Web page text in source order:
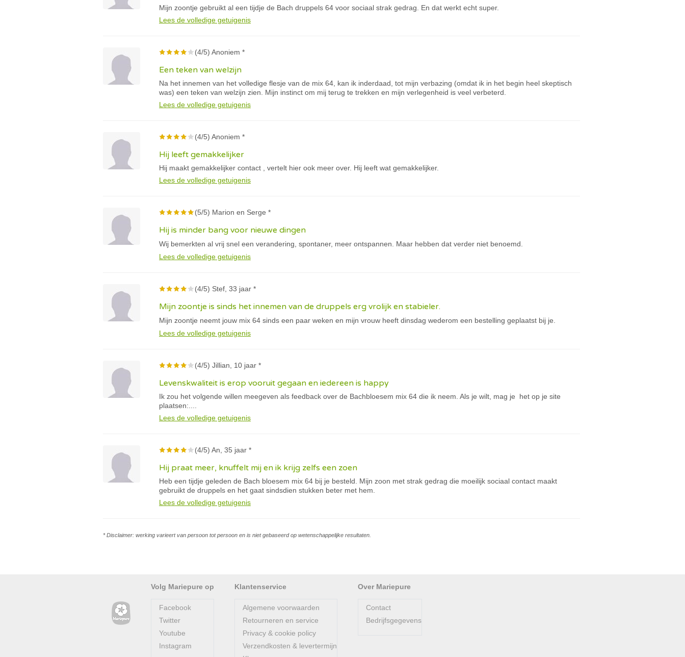
Mijn zoontje gebruikt al een tijdje de Bach druppels 64 voor sociaal strak gedrag. En dat werkt echt super.
Lees de volledige getuigenis
(4/5) Anoniem *
Een teken van welzijn
Na het innemen van het volledige flesje van de mix 64, kan ik inderdaad, tot mijn verbazing (omdat ik in het begin heel skeptisch
was) een teken van welzijn zien. Mijn instinct om mij terug te trekken en mijn verlegenheid is veel verbeterd.
Lees de volledige getuigenis
(4/5) Anoniem *
Hij leeft gemakkelijker
Hij maakt gemakkelijker contact , vertelt hier ook meer over. Hij leeft wat gemakkelijker.
Lees de volledige getuigenis
(5/5) Marion en Serge *
Hij is minder bang voor nieuwe dingen
Wij bemerkten al vrij snel een verandering, spontaner, meer ontspannen. Maar hebben dat verder niet benoemd.
Lees de volledige getuigenis
(4/5) Stef, 33 jaar *
Mijn zoontje is sinds het innemen van de druppels erg vrolijk en stabieler.
Mijn zoontje neemt jouw mix 64 sinds een paar weken en mijn vrouw heeft dinsdag wederom een bestelling geplaatst bij je.
Lees de volledige getuigenis
(4/5) Jillian, 10 jaar *
Levenskwaliteit is erop vooruit gegaan en iedereen is happy
Ik zou het volgende willen meegeven als feedback over de Bachbloesem mix 64 die ik neem. Als je wilt, mag je het op je site
plaatsen:....
Lees de volledige getuigenis
(4/5) An, 35 jaar *
Hij praat meer, knuffelt mij en ik krijg zelfs een zoen
Heb een tijdje geleden de Bach bloesem mix 64 bij je besteld. Mijn zoon met strak gedrag die moeilijk sociaal contact maakt
gebruikt de druppels en het gaat sindsdien stukken beter met hem.
Lees de volledige getuigenis
* Disclaimer: werking varieert van persoon tot persoon en is niet gebaseerd op wetenschappelijke resultaten.
Volg Mariepure op
Facebook
Twitter
Youtube
Instagram
Klantenservice
Algemene voorwaarden
Retourneren en service
Privacy & cookie policy
Verzendkosten & levertermijn
Over Mariepure
Contact
Bedrijfsgegevens